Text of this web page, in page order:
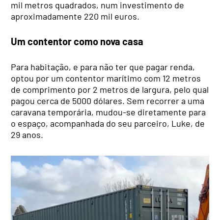
mil metros quadrados, num investimento de
aproximadamente 220 mil euros.
Um contentor como nova casa
Para habitação, e para não ter que pagar renda,
optou por um contentor marítimo com 12 metros
de comprimento por 2 metros de largura, pelo qual
pagou cerca de 5000 dólares. Sem recorrer a uma
caravana temporária, mudou-se diretamente para
o espaço, acompanhada do seu parceiro, Luke, de
29 anos.